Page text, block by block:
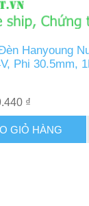
Hanyoung
Phi 30.5mm,
₫
GIỎ HÀNG